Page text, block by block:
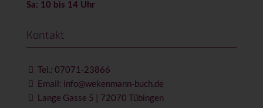
Sa: 10 bis 14 Uhr
Kontakt
Tel.: 07071-23866
Email: info@wekenmann-buch.de
Lange Gasse 5 | 72070 Tübingen